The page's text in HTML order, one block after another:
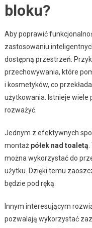
bloku?
Aby poprawić
zastosowaniu
dostępną przestrzeń.
przechowywania, które
i kosmetyków, co
użytkowania. Istnieje
rozważyć.
Jednym z efektywnych
montaż półek nad toaletą
można wykorzystać do
użytku. Dzięki temu
będzie pod ręką.
Innym interesującym
pozwalają wykorzystać